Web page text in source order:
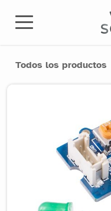
Todos los productos